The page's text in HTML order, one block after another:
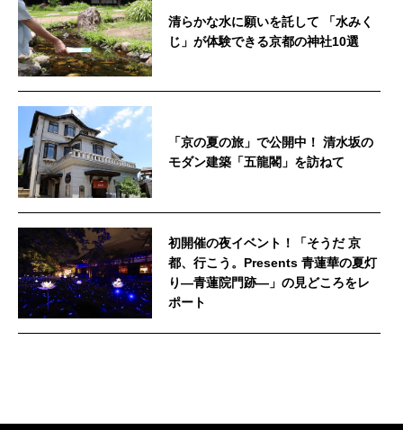
清らかな水に願いを託して 「水みく
じ」が体験できる京都の神社10選
「京の夏の旅」で公開中！ 清水坂の
モダン建築「五龍閣」を訪ねて
初開催の夜イベント！「そうだ 京
都、行こう。Presents 青蓮華の夏灯
り—青蓮院門跡—」の見どころをレ
ポート